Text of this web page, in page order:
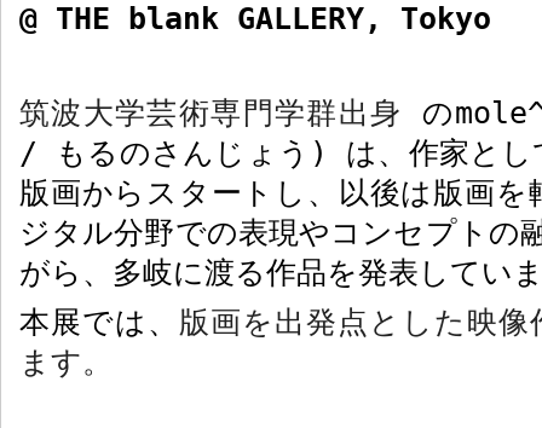
@ THE blank GALLERY, Tokyo
筑波大学芸術専門学群出身 の
/
もるのさんじょう ) は、作家と
版画からスタートし、以後は版画
ジタル分野での表現やコンセプトの
がら、多岐に渡る作品を発表してい
本展では、 版画を出発点とした映
ます。